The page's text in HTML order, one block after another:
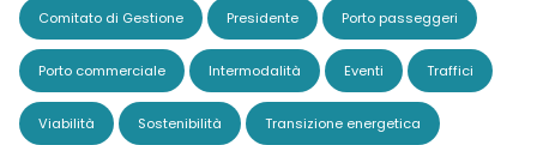
Comitato di Gestione Presidente Porto passeggeri
Porto commerciale Intermodalità Eventi Traffici
Viabilità Sostenibilità Transizione energetica